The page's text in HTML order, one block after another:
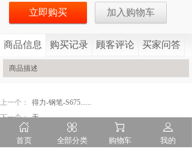
立即购买 加入购物车
商品信息 购买记录 顾客评论 买家问答
商品描述
上一个：
得力-钢笔-S675......
下一个： 无
首页 全部分类 购物车 我的